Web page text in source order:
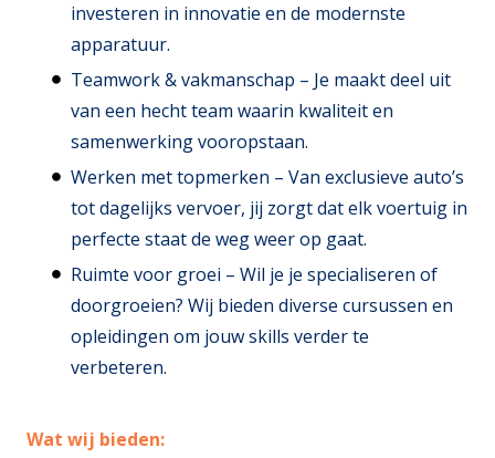
investeren in innovatie en de modernste
apparatuur.
Teamwork & vakmanschap – Je maakt deel uit
van een hecht team waarin kwaliteit en
samenwerking vooropstaan.
Werken met topmerken – Van exclusieve auto’s
tot dagelijks vervoer, jij zorgt dat elk voertuig in
perfecte staat de weg weer op gaat.
Ruimte voor groei – Wil je je specialiseren of
doorgroeien? Wij bieden diverse cursussen en
opleidingen om jouw skills verder te
verbeteren.
Wat wij bieden: